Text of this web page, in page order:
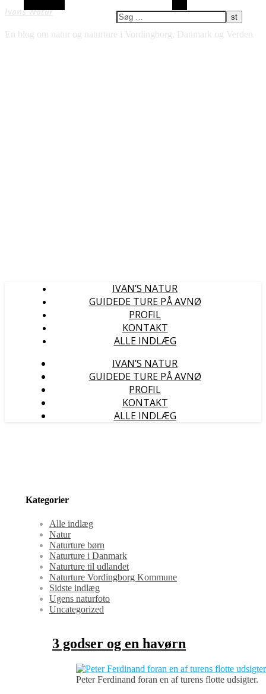
Ivans Natur
En blog om natur og naturture i Vordingborg, Danmark og Verden
IVAN’S NATUR
GUIDEDE TURE PÅ AVNØ
PROFIL
KONTAKT
ALLE INDLÆG
IVAN’S NATUR
GUIDEDE TURE PÅ AVNØ
PROFIL
KONTAKT
ALLE INDLÆG
Kategorier
Alle indlæg
Natur
Naturture børn
Naturture i Danmark
Naturture til udlandet
Naturture Vordingborg Kommune
Sidste indlæg
Ugens naturfoto
Uncategorized
3 godser og en havørn
Peter Ferdinand foran en af turens flotte udsigter.